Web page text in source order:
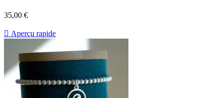
35,00 €
 Aperçu rapide